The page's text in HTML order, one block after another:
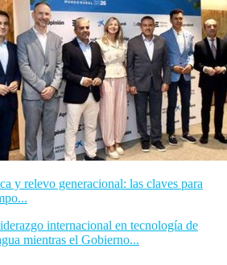
y relevo generacional: las claves para
internacional en tecnología de
mientras el Gobierno...